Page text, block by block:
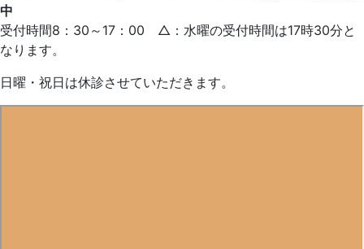
中
受付時間8：30～17：00 △：水曜の受付時間は17時30分と
なります。
日曜・祝日は休診させていただきます。